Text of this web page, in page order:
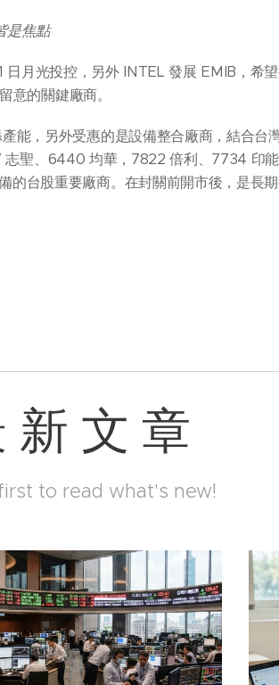
是焦點
月光投控，另外 INTEL 發展 EMIB，希
的關鍵廠商。
能，另外受惠的是設備整合廠商，結合台
聖、6440 均華，7822 倍利、7734 印
的台股重要廠商。在封關前開市後，是長
新 文 章
to read what's new!